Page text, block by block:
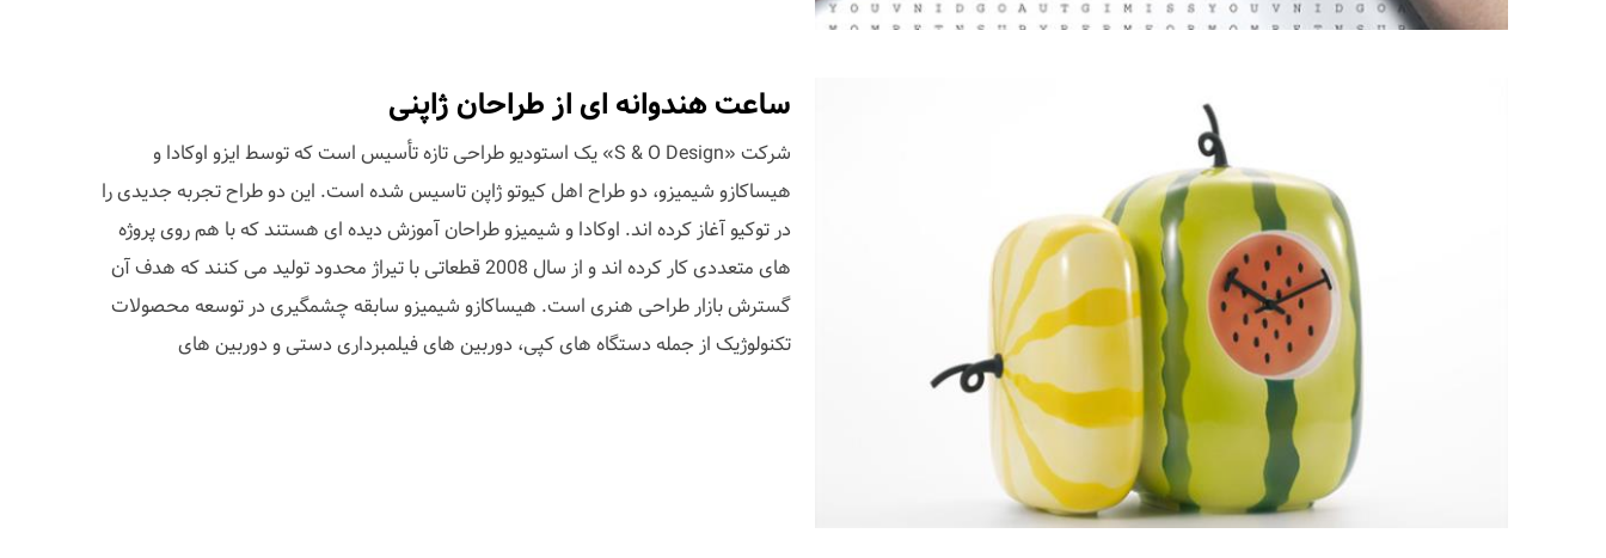
ساعت هندوانه ای از طراحان ژاپنی
شرکت «S & O Design» یک استودیو طراحی تازه تأسیس است که توسط ایزو اوکادا و
هیساکازو شیمیزو، دو طراح اهل کیوتو ژاپن تاسیس شده است. این دو طراح تجربه جدیدی را
در توکیو آغاز کرده اند. اوکادا و شیمیزو طراحان آموزش دیده ای هستند که با هم روی پروژه
های متعددی کار کرده اند و از سال 2008 قطعاتی با تیراژ محدود تولید می کنند که هدف آن
گسترش بازار طراحی هنری است. هیساکازو شیمیزو سابقه چشمگیری در توسعه محصولات
تکنولوژیک از جمله دستگاه های کپی، دوربین های فیلمبرداری دستی و دوربین های